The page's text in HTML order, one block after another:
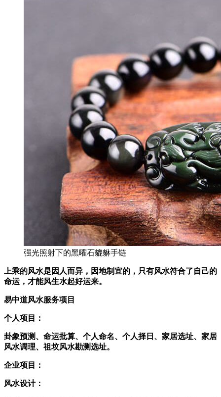
强光照射下的黑曜石貔貅手链
上乘的风水是因人而异，因地制宜的，只有风水符合了自己的
命运，才能风生水起好运来。
易中道风水服务项目
个人项目：
卦象预测、命运批算、个人命名、个人择日、家居选址、家居
风水调理、祖坟风水勘测选址。
企业项目：
风水设计：